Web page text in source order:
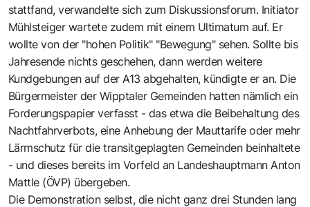
stattfand, verwandelte sich zum Diskussionsforum. Initiator
Mühlsteiger wartete zudem mit einem Ultimatum auf. Er
wollte von der "hohen Politik" "Bewegung" sehen. Sollte bis
Jahresende nichts geschehen, dann werden weitere
Kundgebungen auf der A13 abgehalten, kündigte er an. Die
Bürgermeister der Wipptaler Gemeinden hatten nämlich ein
Forderungspapier verfasst - das etwa die Beibehaltung des
Nachtfahrverbots, eine Anhebung der Mauttarife oder mehr
Lärmschutz für die transitgeplagten Gemeinden beinhaltete
- und dieses bereits im Vorfeld an Landeshauptmann Anton
Mattle (ÖVP) übergeben.
Die Demonstration selbst, die nicht ganz drei Stunden lang